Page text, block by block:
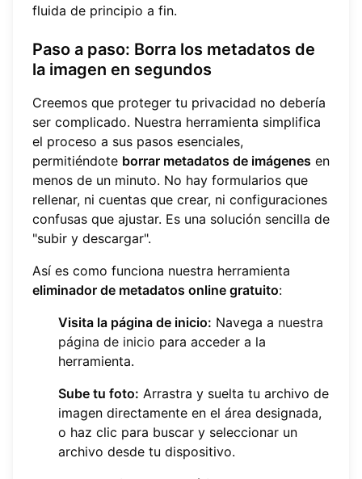
fluida de principio a fin.
Paso a paso: Borra los metadatos de
la imagen en segundos
Creemos que proteger tu privacidad no debería
ser complicado. Nuestra herramienta simplifica
el proceso a sus pasos esenciales,
permitiéndote borrar metadatos de imágenes en
menos de un minuto. No hay formularios que
rellenar, ni cuentas que crear, ni configuraciones
confusas que ajustar. Es una solución sencilla de
"subir y descargar".
Así es como funciona nuestra herramienta
eliminador de metadatos online gratuito:
Visita la página de inicio: Navega a nuestra
página de inicio para acceder a la
herramienta.
Sube tu foto: Arrastra y suelta tu archivo de
imagen directamente en el área designada,
o haz clic para buscar y seleccionar un
archivo desde tu dispositivo.